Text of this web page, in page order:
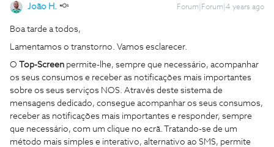
João H. Forum|Forum|4 years ago
Boa tarde a todos,
Lamentamos o transtorno. Vamos esclarecer.
O Top-Screen permite-lhe, sempre que necessário, acompanhar
os seus consumos e receber as notificações mais importantes
sobre os seus serviços NOS. Através deste sistema de
mensagens dedicado, consegue acompanhar os seus consumos,
receber as notificações mais importantes e responder, sempre
que necessário, com um clique no ecrã. Tratando-se de um
método mais simples e interativo, alternativo ao SMS, permite